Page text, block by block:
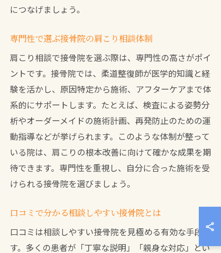
につなげましょう。
専門性で選ぶ接骨院の肩こり相談体制
肩こり相談で接骨院を選ぶ際は、専門性の高さがポイ
ントです。接骨院では、柔道整復師が医学的知識と経
験を活かし、原因特定から施術、アフターケアまで体
系的にサポートします。たとえば、検査による姿勢分
析やオーダーメイドの施術計画、再発防止のための運
動指導などが挙げられます。このような体制が整って
いる院は、肩こりの根本改善に向けて確かな成果を期
待できます。専門性を重視し、自分に合った施術を受
けられる接骨院を選びましょう。
口コミで分かる相談しやすい接骨院とは
口コミは相談しやすい接骨院を見極める有効な手段で
す。多くの患者が「丁寧な説明」「親身な対応」とい